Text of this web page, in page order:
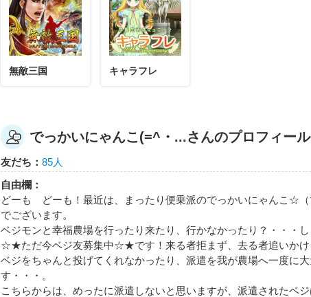
無敵三国 キャラフレ
でっかいにゃんこ(=^・...さんのプロフィール
友だち： 85人
自由欄：
どーも どーも！最近は、まったり便乗派のでっかいにゃんこ☆
でございます。
ベジモンと幸福農場を行ったり来たり、行かなかったり？・・・
☆★ただ今ベジ友募集中☆★です！来る者拒まず、去る者追いか
ベジをちゃんと投げてくれなかったり、派遣を我が農場へ一度に
す・・・。
こちらからは、めったに派遣しないと思いますが、派遣されたベ